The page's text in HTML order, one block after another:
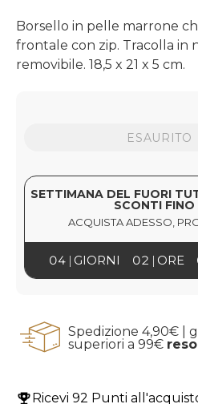
Borsello in pelle marrone
frontale con zip. Tracolla in
removibile. 18,5 x 21 x 5 cm.
ESAURITO
SETTIMANA DEL FUORI
SCONTI
ACQUISTA ADESSO,
04 02
GIORNI ORE
Spedizione 4,90€ |
superiori a 99€
Ricevi 92 Punti